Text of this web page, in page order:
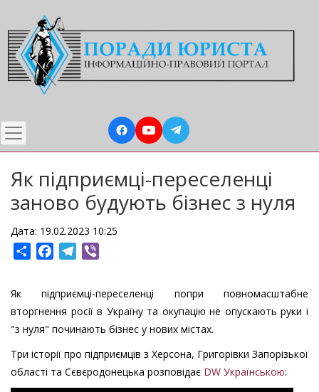
до
основного
вмісту
Як підприємці-переселенці
заново будують бізнес з нуля
Дата: 19.02.2023 10:25
ShareFacebookTelegram
Як підприємці-переселенці попри повномасштабне
вторгнення росії в Україну та окупацію не опускають руки і
"з нуля" починають бізнес у нових містах.
Три історії про підприємців з Херсона, Григорівки Запорізької
області та Сєвєродонецька розповідає DW Українською: